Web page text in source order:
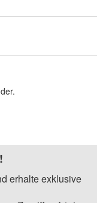
erhalte exklusive